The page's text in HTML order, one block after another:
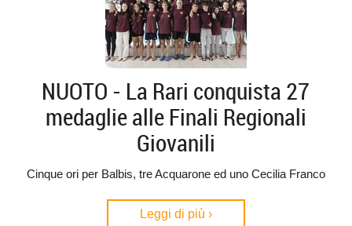
NUOTO - La Rari conquista 27
medaglie alle Finali Regionali
Giovanili
Cinque ori per Balbis, tre Acquarone ed uno Cecilia Franco
Leggi di più ›